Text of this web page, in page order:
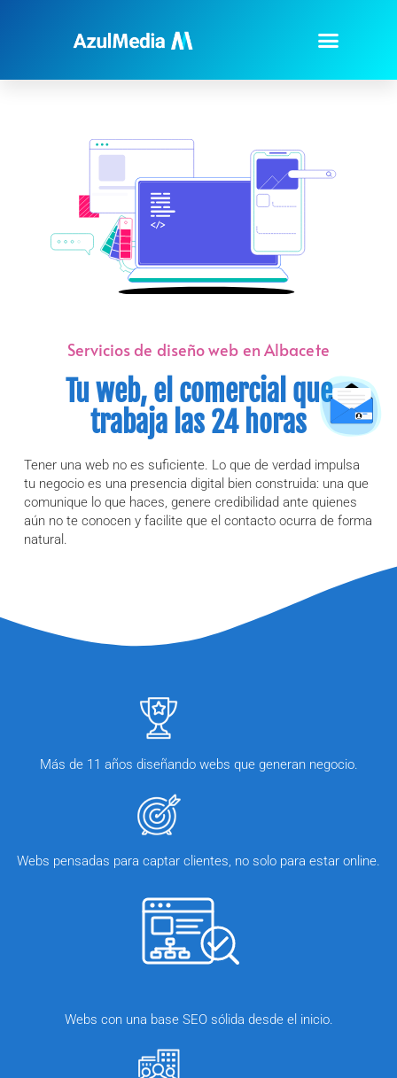
Servicios de diseño web en Albacete
Tu web, el comercial que
trabaja las 24 horas
Tener una web no es suficiente. Lo que de verdad impulsa
tu negocio es una presencia digital bien construida: una que
comunique lo que haces, genere credibilidad ante quienes
aún no te conocen y facilite que el contacto ocurra de forma
natural.
Más de 11 años diseñando webs que generan negocio.
Webs pensadas para captar clientes, no solo para estar online.
Webs con una base SEO sólida desde el inicio.